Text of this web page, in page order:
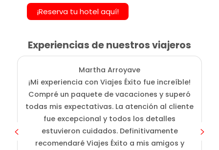
¡Reserva tu hotel aquí!
Experiencias de nuestros viajeros
Martha Arroyave
¡Mi experiencia con Viajes Éxito fue increíble!
Compré un paquete de vacaciones y superó
todas mis expectativas. La atención al cliente
fue excepcional y todos los detalles
estuvieron cuidados. Definitivamente
recomendaré Viajes Éxito a mis amigos y